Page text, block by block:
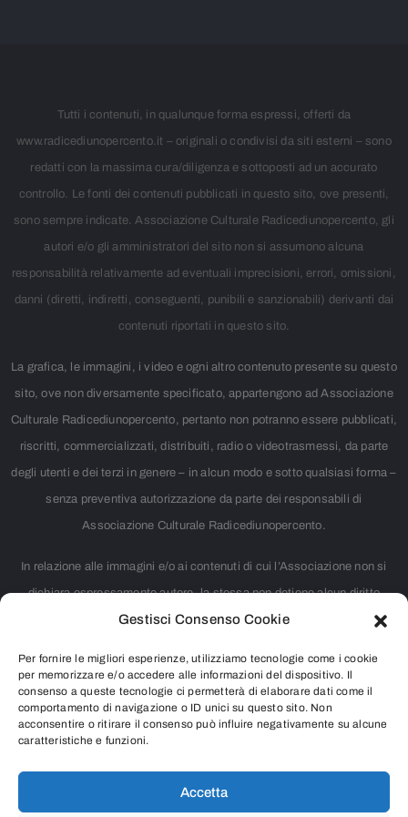
Gestisci Consenso Cookie
Per fornire le migliori esperienze, utilizziamo tecnologie come i cookie
per memorizzare e/o accedere alle informazioni del dispositivo. Il
consenso a queste tecnologie ci permetterà di elaborare dati come il
comportamento di navigazione o ID unici su questo sito. Non
acconsentire o ritirare il consenso può influire negativamente su alcune
caratteristiche e funzioni.
Accetta
Tutti i contenuti, in qualunque forma espressi, offerti da
www.radicediunopercento.it – originali o condivisi da siti esterni – sono
redatti con la massima cura/diligenza e sottoposti ad un accurato
controllo. Le fonti dei contenuti pubblicati in questo sito, ove presenti,
sono sempre indicate. Associazione Culturale Radicediunopercento, gli
autori e/o gli amministratori del sito non si assumono alcuna
responsabilità relativamente ad eventuali imprecisioni, errori, omissioni,
danni (diretti, indiretti, conseguenti, punibili e sanzionabili) derivanti dai
contenuti riportati in questo sito.
La grafica, le immagini, i video e ogni altro contenuto presente su questo
sito, ove non diversamente specificato, appartengono ad Associazione
Culturale Radicediunopercento, pertanto non potranno essere pubblicati,
riscritti, commercializzati, distribuiti, radio o videotrasmessi, da parte
degli utenti e dei terzi in genere – in alcun modo e sotto qualsiasi forma –
senza preventiva autorizzazione da parte dei responsabili di
Associazione Culturale Radicediunopercento.
In relazione alle immagini e/o ai contenuti di cui l’Associazione non si
dichiara espressamente autore, la stessa non detiene alcun diritto
d’autore. Nei casi in cui non è citata la fonte, si tratta di materiale
Chiunque rivendicasse il copyright di qualsiasi immagine o contenuto
presente o intendesse segnalare qualsiasi controversia riguardante i
diritti d’autore, è pregato di contattarci inviando una e-mail all’indirizzo